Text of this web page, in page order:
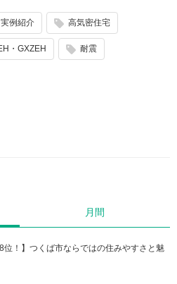
実例紹介 高気密住宅
・GXZEH 耐震
月間
位！】つくば市ならではの住みやすさと魅